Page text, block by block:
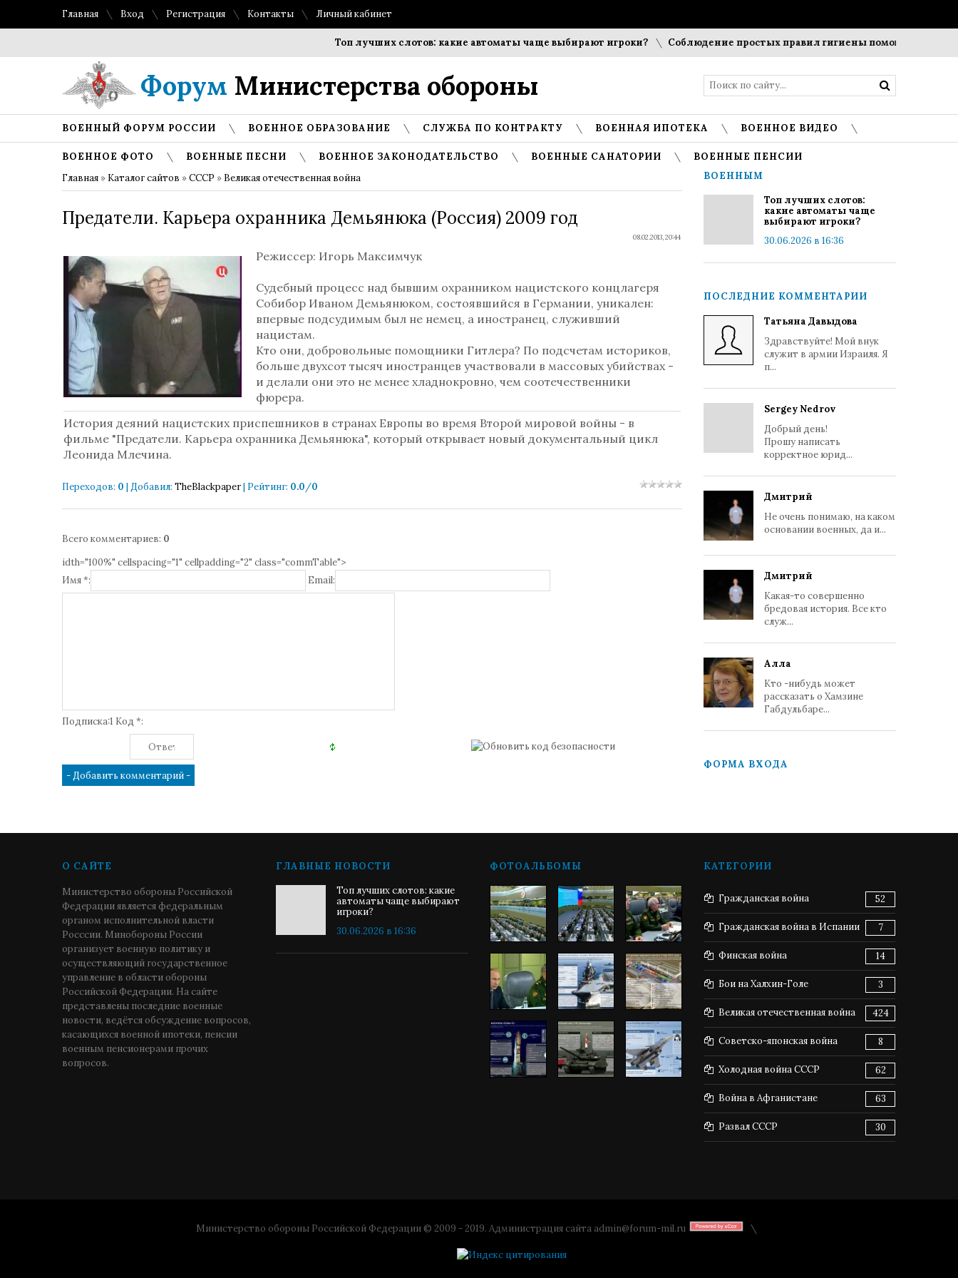
Главная Вход Регистрация Контакты Личный кабинет
Топ лучших слотов: какие автоматы чаще выбирают игроки? Соблюдение простых правил гигиены помогает
Форум Министерства обороны
ВОЕННЫЙ ФОРУМ РОССИИ ВОЕННОЕ ОБРАЗОВАНИЕ СЛУЖБА ПО КОНТРАКТУ ВОЕННАЯ ИПОТЕКА ВОЕННОЕ ВИДЕО
ВОЕННОЕ ФОТО ВОЕННЫЕ ПЕСНИ ВОЕННОЕ ЗАКОНОДАТЕЛЬСТВО ВОЕННЫЕ САНАТОРИИ
ВОЕННЫЕ ПЕНСИИ
Главная » Каталог сайтов »СССР » Великая отечественная война
Предатели. Карьера охранника Демьянюка (Россия) 2009 год
08.02.2013, 20:44
Режиссер: Игорь Максимчук
Судебный процесс над бывшим охранником нацистского концлагеря
Собибор Иваном Демьянюком, состоявшийся в Германии, уникален:
впервые подсудимым был не немец, а иностранец, служивший
нацистам.
Кто они, добровольные помощники Гитлера? По подсчетам историков,
больше двухсот тысяч иностранцев участвовали в массовых убийствах -
и делали они это не менее хладнокровно, чем соотечественники
фюрера.
История деяний нацистских приспешников в странах Европы во время Второй мировой войны - в
фильме "Предатели. Карьера охранника Демьянюка", который открывает новый документальный цикл
Леонида Млечина.
Переходов: 0 | Добавил: TheBlackpaper| Рейтинг: 0.0/0
Всего комментариев: 0
idth="100%" cellspacing="1" cellpadding="2" class="commTable">
Имя *:
Email:
Подписка:1 Код *:
ВОЕННЫМ
Топ лучших слотов:
какие автоматы чаще
выбирают игроки?
30.06.2026 в 16:36
ПОСЛЕДНИЕ КОММЕНТАРИИ
Татьяна Давыдова
Здравствуйте! Мой внук
служит в армии Израиля. Я
п...
Sergey Nedrov
Добрый день!
Прошу написать
корректное юрид...
Дмитрий
Не очень понимаю, на каком
основании военных, да и...
Дмитрий
Какая-то совершенно
бредовая история. Все кто
служ...
Алла
Кто -нибудь может
рассказать о Хамзине
Габдульбаре...
ФОРМА ВХОДА
О САЙТЕ
Министерство обороны Российской
Федерации является федеральным
органом исполнительной власти
Росссии. Минобороны России
организует военную политику и
осуществляющий государственное
управление в области обороны
Российской Федерации. На сайте
представлены последние военные
новости, ведётся обсуждение вопросов,
касающихся военной ипотеки, пенсии
военным пенсионерами прочих
вопросов.
ГЛАВНЫЕ НОВОСТИ
Топ лучших слотов: какие
автоматы чаще выбирают
игроки?
30.06.2026 в 16:36
ФОТОАЛЬБОМЫ КАТЕГОРИИ
Гражданская война 52
Гражданская война в Испании 7
Финская война 14
Бои на Халхин-Голе 3
Великая отечественная война 424
Советско-японская война 8
Холодная война СССР 62
Война в Афганистане 63
Развал СССР 30
Министерство обороны Российской Федерации © 2009 - 2019. Администрация сайта admin@forum-mil.ru